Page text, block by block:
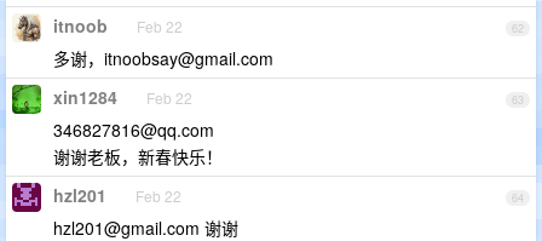
62
itnoob Feb 22
多谢， itnoobsay@gmail.com
63
xin1284 Feb 22
346827816@qq.com
谢谢老板，新春快乐！
64
hzl201 Feb 22
hzl201@gmail.com 谢谢